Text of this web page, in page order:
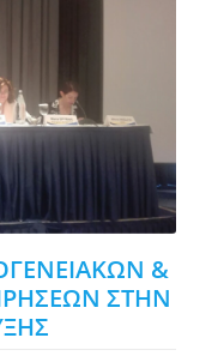
&
ΣΤΗΝ